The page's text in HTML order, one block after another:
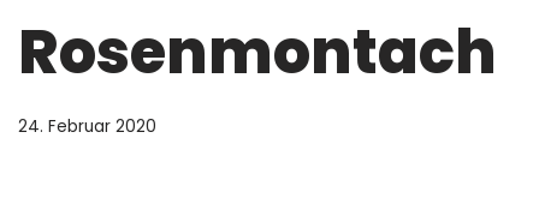
Rosenmontach
24. Februar 2020